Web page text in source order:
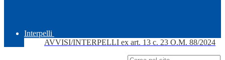
Interpelli
AVVISI/INTERPELLI ex art. 13 c. 23 O.M. 88/2024